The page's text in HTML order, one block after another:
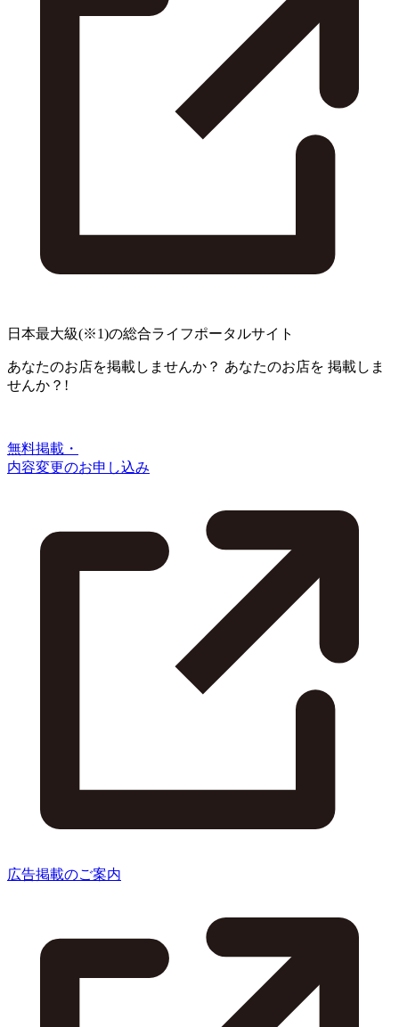
日本最大級(※1)の総合ライフポータルサイト
あなたのお店を掲載しませんか？ あなたのお店を 掲載しま
せんか？!
無料掲載・
内容変更のお申し込み
広告掲載のご案内